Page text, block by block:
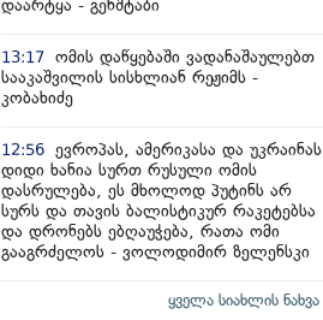
დაარტყა - გენშტაბი
13:17 ომის დაწყებაში ვადანაშაულებთ
სააკაშვილის სისხლიან რეჟიმს -
კობახიძე
12:56 ევროპას, ამერიკასა და უკრაინას
დიდი ხანია სურთ რუსული ომის
დასრულება, ეს მხოლოდ პუტინს არ
სურს და თავის ბალისტიკურ რაკეტებსა
და დრონებს ებღაუჭება, რათა ომი
გააგრძელოს - ვოლოდიმირ ზელენსკი
ყველა სიახლის ნახვა